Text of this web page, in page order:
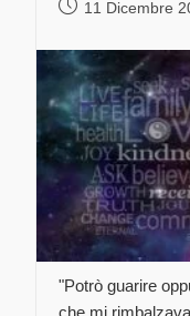
11 Dicembre
"Potrò guarire
che mi